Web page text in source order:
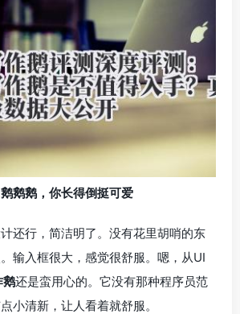
鹅鹅，你长得倒挺可爱
还行，简洁明了。没有花里胡哨的东
输入框很大，感觉很舒服。嗯，从UI
鹅还是蛮用心的。它没有那种程序员范
小清新，让人看着就舒服。